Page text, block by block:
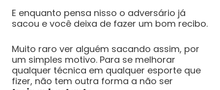
E enquanto pensa nisso o adversário já
sacou e você deixa de fazer um bom recibo.
Muito raro ver alguém sacando assim, por
um simples motivo. Para se melhorar
qualquer técnica em qualquer esporte que
fizer, não tem outra forma a não ser